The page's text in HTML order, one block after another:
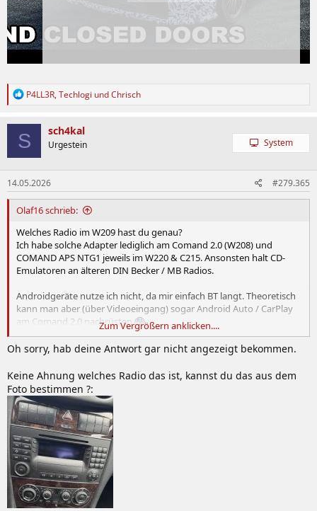
R
k
t
i
o
n
e
n
:
P4LL3R, Techlogi undChrisch
S sch4kal
Urgestein System
14.05.2026 #279.365
Olaf16 schrieb:
Welches Radio im W209 hast du genau?
Ich habe solche Adapter lediglich am Comand 2.0 (W208) und
COMAND APS NTG1 jeweils im W220 & C215. Ansonsten halt CD-
Emulatoren an älteren DIN Becker / MB Radios.
Androidgeräte nutze ich nicht, da mir einfach BT langt. Theoretisch
kann man aber (über Videoeingang) sogar Android Auto / CarPlay
am Comand 2.0 nachrüsten
Datenschutzhinweis für Youtube
An dieser Stelle möchten wir Ihnen ein Youtube-
Video zeigen. Ihre Daten zu schützen, liegt uns
aber am Herzen: Youtube setzt durch das
Einbinden und Abspielen Cookies auf ihrem
Rechner, mit welchen sie eventuell getracked
werden können. Wenn Sie dies zulassen möchten,
klicken Sie einfach auf den Play-Button. Das Video
wird anschließend geladen und danach abgespielt.
Youtube Videos ab jetzt direkt anzeigen
Zum Vergrößern anklicken....
Oh sorry, hab deine Antwort gar nicht angezeigt bekommen.
Keine Ahnung welches Radio das ist, kannst du das aus dem
Foto bestimmen ?: